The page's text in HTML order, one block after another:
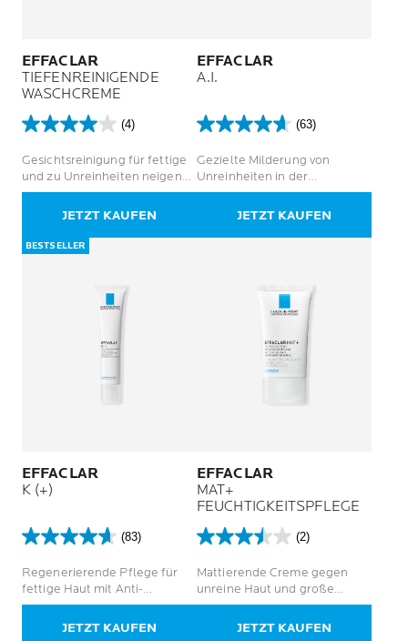
EFFACLAR
TIEFENREINIGENDE
WASCHCREME
(4)
4.0
5
Sternen.
Bewertungen
Gesichtsreinigung für fettige
und zu Unreinheiten neigende
Haut
JETZT KAUFEN
EFFACLAR
A.I.
(63)
4.7
5
Sternen.
Bewertungen
Gezielte Milderung von
Unreinheiten in der
Hautpflege
JETZT KAUFEN
BESTSELLER
EFFACLAR
K (+)
(83)
4.6
5
Sternen.
Bewertungen
Regenerierende Pflege für
fettige Haut mit Anti-
Oxidations-, Anti-Mitesser-
und Anti-Sebum-Wirkung für
JETZT KAUFEN
EFFACLAR
MAT+
FEUCHTIGKEITSPFLEGE
(2)
3.5
5
Sternen.
Bewertungen
Mattierende Creme gegen
unreine Haut und große
Poren
JETZT KAUFEN